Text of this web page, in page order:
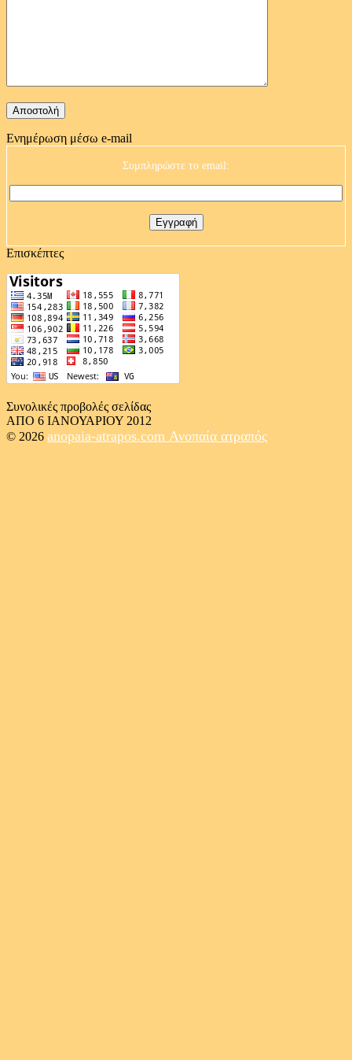
Ενημέρωση μέσω e-mail
Συμπληρώστε το email:
Επισκέπτες
Συνολικές προβολές σελίδας
ΑΠΟ 6 ΙΑΝΟΥΑΡΙΟΥ 2012
© 2026 anopaia-atrapos.com Ανοπαία ατραπός